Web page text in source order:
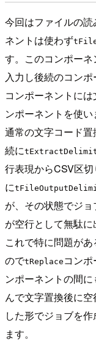
今回はファイルの読
ネントは使わず
す。このコンポー
入力し後続のコン
コンポーネントに
ンポーネントを使い
通常の文字コード
続に
行表現からCSV区
に
が、その状態でジ
が空行として無駄に
これで特に問題が
のでtReplace コンポ
ンポーネントの間
んで文字置換後に
した形でジョブを
ます。